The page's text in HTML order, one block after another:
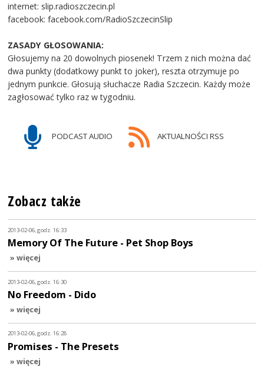
internet: slip.radioszczecin.pl
facebook: facebook.com/RadioSzczecinSlip
ZASADY GŁOSOWANIA:
Głosujemy na 20 dowolnych piosenek! Trzem z nich można dać
dwa punkty (dodatkowy punkt to joker), reszta otrzymuje po
jednym punkcie. Głosują słuchacze Radia Szczecin. Każdy może
zagłosować tylko raz w tygodniu.
PODCAST AUDIO AKTUALNOŚCI RSS
Zobacz także
2013-02-06, godz. 16:33
Memory Of The Future - Pet Shop Boys
» więcej
2013-02-06, godz. 16:30
No Freedom - Dido
» więcej
2013-02-06, godz. 16:28
Promises - The Presets
» więcej